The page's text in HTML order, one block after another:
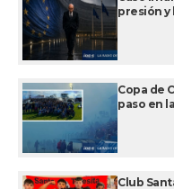
presión y
Copa de
paso en
Club